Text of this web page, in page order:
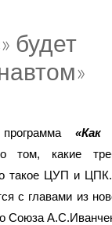
будет
«Как
том, какие
такое ЦУП и
с главами из
Союза